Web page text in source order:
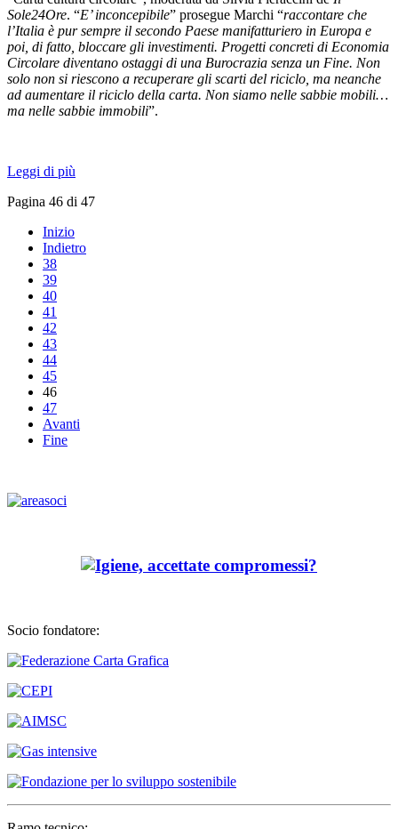
Sole24Ore. “E’ inconcepibile” prosegue Marchi “raccontare che
l’Italia è pur sempre il secondo Paese manifatturiero in Europa e
poi, di fatto, bloccare gli investimenti. Progetti concreti di Economia
Circolare diventano ostaggi di una Burocrazia senza un Fine. Non
solo non si riescono a recuperare gli scarti del riciclo, ma neanche
ad aumentare il riciclo della carta. Non siamo nelle sabbie mobili…
ma nelle sabbie immobili”.
Leggi di più
Pagina 46 di 47
Inizio
Indietro
38
39
40
41
42
43
44
45
46
47
Avanti
Fine
Socio fondatore: